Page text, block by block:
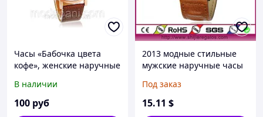
Часы «Бабочка цвета
кофе», женские наручные
В наличии
100 руб
2013 модные стильные
мужские наручные часы
Под заказ
15.11 $